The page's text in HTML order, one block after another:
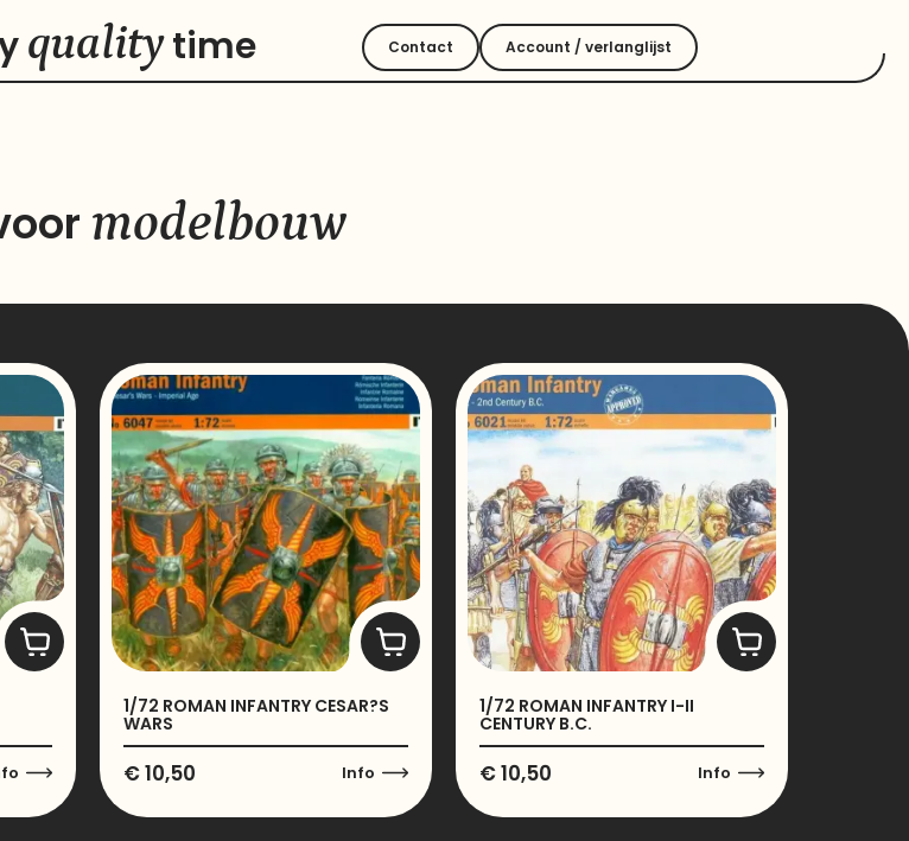
qualitytime Contact Account / verlanglijst
modelbouw
1/72 ROMAN INFANTRY CESAR?S
WARS
€10,50 Info
1/72 ROMAN INFANTRY I-II
CENTURY B.C.
€10,50 Info